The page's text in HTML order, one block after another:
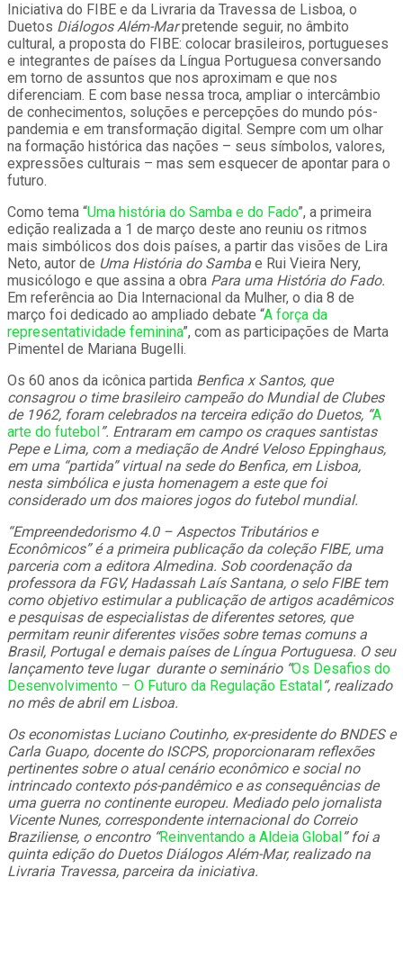
Iniciativa do FIBE e da Livraria da Travessa de Lisboa, o
Duetos Diálogos Além-Marpretende seguir, no âmbito
cultural, a proposta do FIBE: colocar brasileiros, portugueses
e integrantes de países da Língua Portuguesa conversando
em torno de assuntos que nos aproximam e que nos
diferenciam. E com base nessa troca, ampliar o intercâmbio
de conhecimentos, soluções e percepções do mundo pós-
pandemia e em transformação digital. Sempre com um olhar
na formação histórica das nações – seus símbolos, valores,
expressões culturais – mas sem esquecer de apontar para o
futuro.
Como tema “Uma história do Samba e do Fado”, a primeira
edição realizada a 1 de março deste ano reuniu os ritmos
mais simbólicos dos dois países, a partir das visões de Lira
Neto, autor de Uma História do Samba e Rui Vieira Nery,
musicólogo e que assina a obra Para uma História do Fado.
Em referência ao Dia Internacional da Mulher, o dia 8 de
março foi dedicado ao ampliado debate “A força da
representatividade feminina”, com as participações de Marta
Pimentel de Mariana Bugelli.
Os 60 anos da icônica partida Benfica x Santos, que
consagrou o time brasileiro campeão do Mundial de Clubes
de 1962, foram celebrados na terceira edição do Duetos, “A
arte do futebol ”. Entraram em campo os craques santistas
Pepe e Lima, com a mediação de André Veloso Eppinghaus,
em uma “partida” virtual na sede do Benfica, em Lisboa,
nesta simbólica e justa homenagem a este que foi
considerado um dos maiores jogos do futebol mundial.
“Empreendedorismo 4.0 – Aspectos Tributários e
Econômicos” é a primeira publicação da coleção FIBE, uma
parceria com a editora Almedina. Sob coordenação da
professora da FGV, Hadassah Laís Santana, o selo FIBE tem
como objetivo estimular a publicação de artigos acadêmicos
e pesquisas de especialistas de diferentes setores, que
permitam reunir diferentes visões sobre temas comuns a
Brasil, Portugal e demais países de Língua Portuguesa. O seu
lançamento teve lugar durante o seminário “Os Desafios do
Desenvolvimento – O Futuro da Regulação Estatal “, realizado
no mês de abril em Lisboa.
Os economistas Luciano Coutinho, ex-presidente do BNDES e
Carla Guapo, docente do ISCPS, proporcionaram reflexões
pertinentes sobre o atual cenário econômico e social no
intrincado contexto pós-pandêmico e as consequências de
uma guerra no continente europeu. Mediado pelo jornalista
Vicente Nunes, correspondente internacional do Correio
Braziliense, o encontro “Reinventando a Aldeia Global ” foi a
quinta edição do Duetos Diálogos Além-Mar, realizado na
Livraria Travessa, parceira da iniciativa.